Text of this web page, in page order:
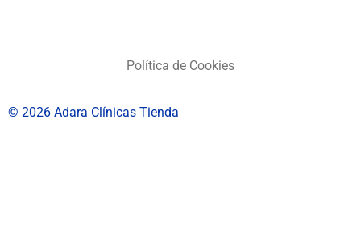
Política de Cookies
© 2026 Adara Clínicas Tienda